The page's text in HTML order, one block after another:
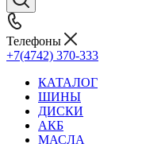
Телефоны
+7(4742) 370-333
КАТАЛОГ
ШИНЫ
ДИСКИ
АКБ
МАСЛА